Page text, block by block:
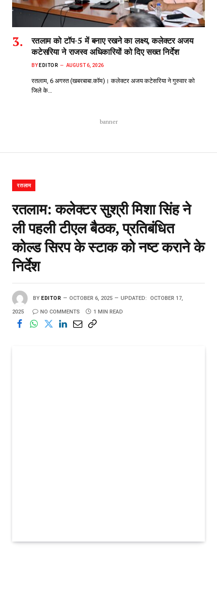
रतलाम को टॉप-5 में बनाए रखने का लक्ष्य, कलेक्टर अजय
कटेसरिया ने राजस्व अधिकारियों को दिए सख्त निर्देश
BY EDITOR AUGUST 6, 2026
रतलाम, 6 अगस्त (खबरबाबा.कॉम)। कलेक्टर अजय कटेसरिया ने गुरुवार को
जिले के…
banner
रतलाम
रतलाम: कलेक्टर सुश्री मिशा सिंह ने
ली पहली टीएल बैठक, प्रतिबंधित
कोल्ड सिरप के स्टाक को नष्ट कराने के
निर्देश
BY EDITOR OCTOBER 6, 2025 UPDATED: OCTOBER 17,
2025 NO COMMENTS 1 MIN READ